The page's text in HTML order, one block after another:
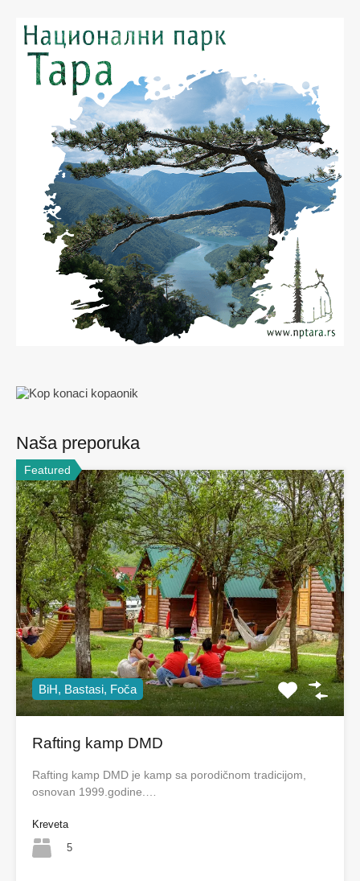
Naša preporuka
Featured
BiH, Bastasi, Foča
Rafting kamp DMD
Rafting kamp DMD je kamp sa porodičnom tradicijom,
osnovan 1999.godine.…
Kreveta
5